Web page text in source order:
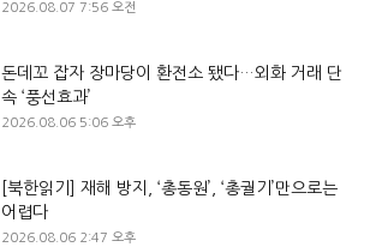
2026.08.07 7:56 오전
돈데꼬 잡자 장마당이 환전소 됐다…외화 거래 단
속 ‘풍선효과’
2026.08.06 5:06 오후
[북한읽기] 재해 방지, ‘총동원’, ‘총궐기’만으로는
어렵다
2026.08.06 2:47 오후